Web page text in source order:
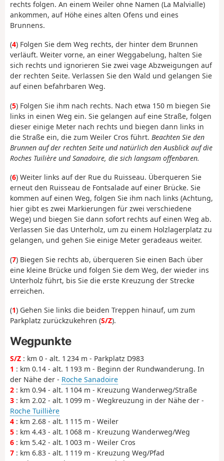
rechts folgen. An einem Weiler ohne Namen (La Malvialle)
ankommen, auf Höhe eines alten Ofens und eines
Brunnens.
(4) Folgen Sie dem Weg rechts, der hinter dem Brunnen
verläuft. Weiter vorne, an einer Weggabelung, halten Sie
sich rechts und ignorieren Sie zwei vage Abzweigungen auf
der rechten Seite. Verlassen Sie den Wald und gelangen Sie
auf einen befahrbaren Weg.
(5) Folgen Sie ihm nach rechts. Nach etwa 150 m biegen Sie
links in einen Weg ein. Sie gelangen auf eine Straße, folgen
dieser einige Meter nach rechts und biegen dann links in
die Straße ein, die zum Weiler Cros führt. Beachten Sie den
Brunnen auf der rechten Seite und natürlich den Ausblick auf die
Roches Tuilière und Sanadoire, die sich langsam offenbaren.
(6) Weiter links auf der Rue du Ruisseau. Überqueren Sie
erneut den Ruisseau de Fontsalade auf einer Brücke. Sie
kommen auf einen Weg, folgen Sie ihm nach links (Achtung,
hier gibt es zwei Markierungen für zwei verschiedene
Wege) und biegen Sie dann sofort rechts auf einen Weg ab.
Verlassen Sie das Unterholz, um zu einem Holzlagerplatz zu
gelangen, und gehen Sie einige Meter geradeaus weiter.
(7) Biegen Sie rechts ab, überqueren Sie einen Bach über
eine kleine Brücke und folgen Sie dem Weg, der wieder ins
Unterholz führt, bis Sie die erste Kreuzung der Strecke
erreichen.
(1) Gehen Sie links die beiden Treppen hinauf, um zum
Parkplatz zurückzukehren (S/Z).
Wegpunkte
S/Z : km 0 - alt. 1 234 m - Parkplatz D983
1 : km 0.14 - alt. 1 193 m - Beginn der Rundwanderung. In
der Nähe der - Roche Sanadoire
2 : km 0.94 - alt. 1 104 m - Kreuzung Wanderweg/Straße
3 : km 2.02 - alt. 1 099 m - Wegkreuzung in der Nähe der -
Roche Tuillière
4 : km 2.68 - alt. 1 115 m - Weiler
5 : km 4.43 - alt. 1 068 m - Kreuzung Wanderweg/Weg
6 : km 5.42 - alt. 1 003 m - Weiler Cros
7 : km 6.83 - alt. 1 119 m - Kreuzung Weg/Pfad